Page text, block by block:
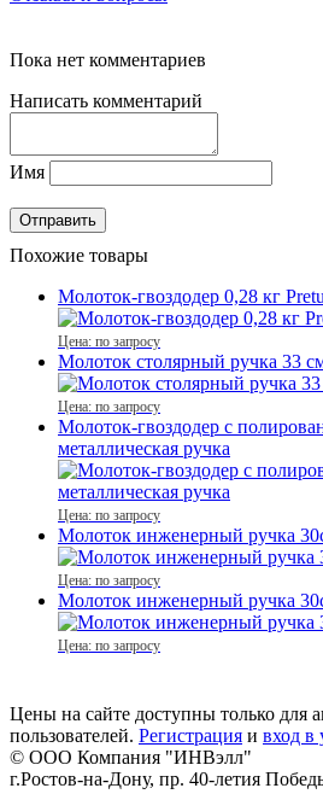
Пока нет комментариев
Написать комментарий
Имя
Похожие товары
Молоток-гвоздодер 0,28 кг
Цена: по запросу
Молоток столярный ручка 33
Цена: по запросу
Молоток-гвоздодер с
металлическая ручка
Цена: по запросу
Молоток инженерный ручка
Цена: по запросу
Молоток инженерный ручка
Цена: по запросу
Цены на сайте доступны только для
пользователей. Регистрация и вход в
© ООО Компания "ИНВэлл"
г.Ростов-на-Дону, пр. 40-летия